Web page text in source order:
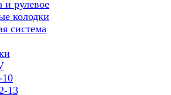
и рулевое
колодки
система
10
13